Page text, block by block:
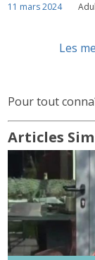
11 mars 2024
Les
Pour tout
Articles